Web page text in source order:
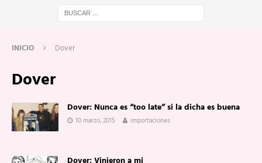
INICIO Dover
Dover
Dover: Nunca es “too late” si la dicha es buena
10 marzo, 2015 importaciones